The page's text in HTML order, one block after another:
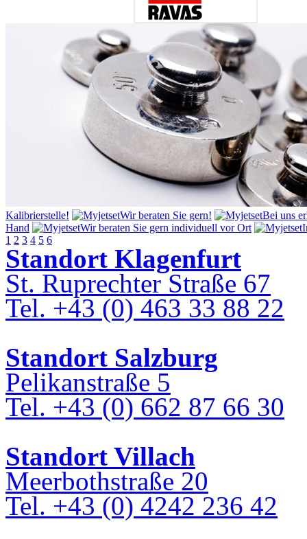
Kalibrierstelle! Wir beraten Sie gern!
Bei uns
Hand
Wir beraten Sie gern individuell vor Ort
1 2 3 4 5 6
Standort Klagenfurt
St. Ruprechter Straße 67
Tel. +43 (0) 463 33 88 22
Standort Salzburg
Pelikanstraße 5
Tel. +43 (0) 662 87 66 30
Standort Villach
Meerbothstraße 20
Tel. +43 (0) 4242 236 42